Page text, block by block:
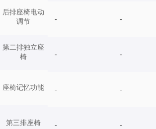
后排座椅电动
调节
第二排独立座
椅
座椅记忆功能
第三排座椅
- -
- -
- -
- -